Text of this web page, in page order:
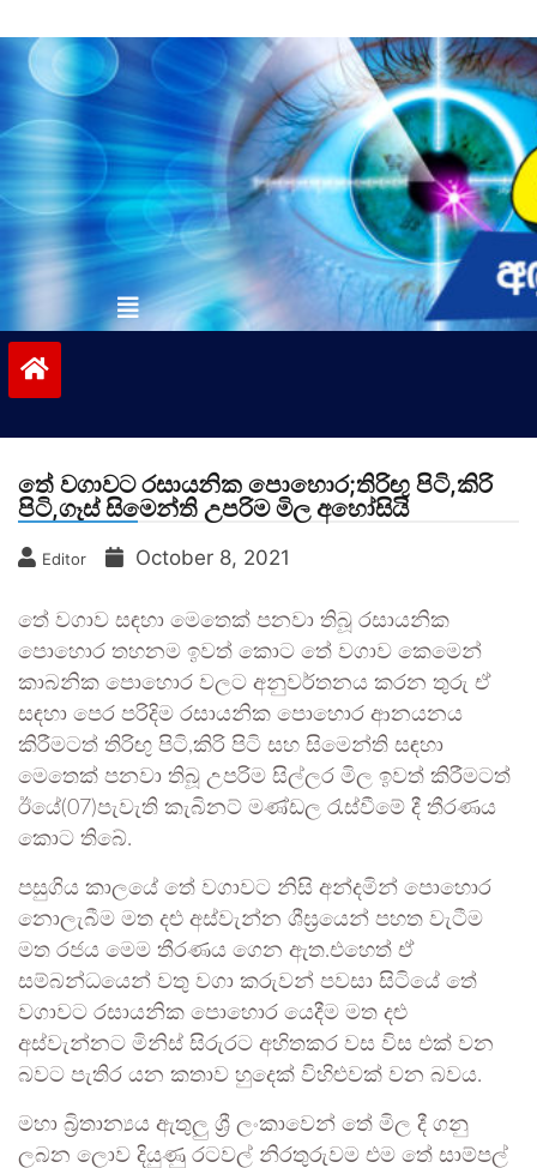
to
contentvinivida.lk
තේ වගාවට රසායනික පොහොර;තිරිඟු පිටි,කිරි
පිටි,ගෑස් සිමෙන්ති උපරිම මිල අහෝසියි
Editor October 8, 2021
තේ වගාව සඳහා මෙතෙක් පනවා තිබූ රසායනික
පොහොර තහනම ඉවත් කොට තේ වගාව කෙමෙන්
කාබනික පොහොර වලට අනුවර්තනය කරන තුරු ඒ
සඳහා පෙර පරිදිම රසායනික පොහොර ආනයනය
කිරීමටත් තිරිඟු පිටි,කිරි පිටි සහ සිමෙන්ති සඳහා
මෙතෙක් පනවා තිබූ උපරිම සිල්ලර මිල ඉවත් කිරීමටත්
ඊයේ(07)පැවැති කැබිනට් මණ්ඩල රැස්වීමේ දී තීරණය
කොට තිබේ.
පසුගිය කාලයේ තේ වගාවට නිසි අන්දමින් පොහොර
නොලැබීම මත දළු අස්වැන්න ශීඝ්‍රයෙන් පහත වැටීම
මත රජය මෙම තීරණය ගෙන ඇත.එහෙත් ඒ
සම්බන්ධයෙන් වතු වගා කරුවන් පවසා සිටියේ තේ
වගාවට රසායනික පොහොර යෙදීම මත දළු
අස්වැන්නට මිනිස් සිරුරට අහිතකර වස විස එක් වන
බවට පැතිර යන කතාව හුදෙක් විහිළුවක් වන බවය.
මහා බ්‍රිතාන්‍යය ඇතුලු ශ්‍රී ලංකාවෙන් තේ මිල දී ගනු
ලබන ලොව දියුණු රටවල් නිරතුරුවම එම තේ සාම්පල්